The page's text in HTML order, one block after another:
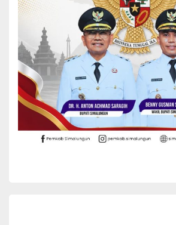
Hasil yang diharapkan dari TMMD ini
meningkatkan kemanunggalan TNI dan
kondisi yang tanggu guna menumbuhkan
Pemda, serta mempercepat akselerasi
Simalungun.
Rangkaian kegiatan direncanakan dimulai
pembukaan pada tanggal 10 Februari 2026
Bupati Simalungun yang akan dibuka oleh
Selanjutnya, acara Tim Wasev (Pengawas
program TNI Manunggal Membangun Desa